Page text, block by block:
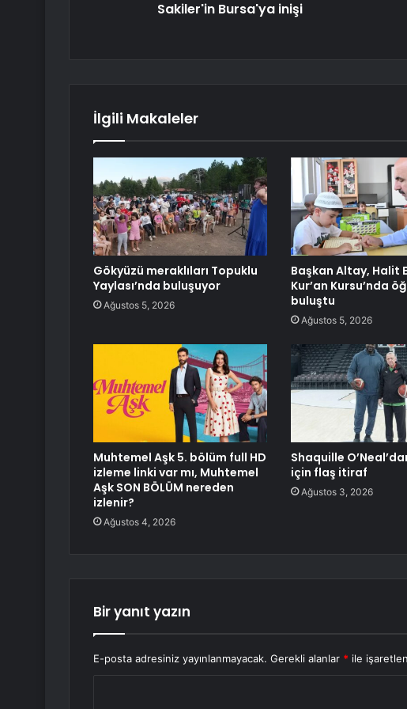
Sakiler'in Bursa'ya inişi
İlgili Makaleler
Gökyüzü meraklıları Topuklu
Yaylası’nda buluşuyor
Ağustos 5, 2026
Başkan Altay, Halit
Kur’an Kursu’nda
buluştu
Ağustos 5, 2026
Muhtemel Aşk 5. bölüm full HD
izleme linki var mı, Muhtemel
Aşk SON BÖLÜM nereden
izlenir?
Ağustos 4, 2026
Shaquille
için flaş itiraf
Ağustos 3, 2026
Bir yanıt yazın
E-posta adresiniz yayınlanmayacak. Gerekli alanlar * ile